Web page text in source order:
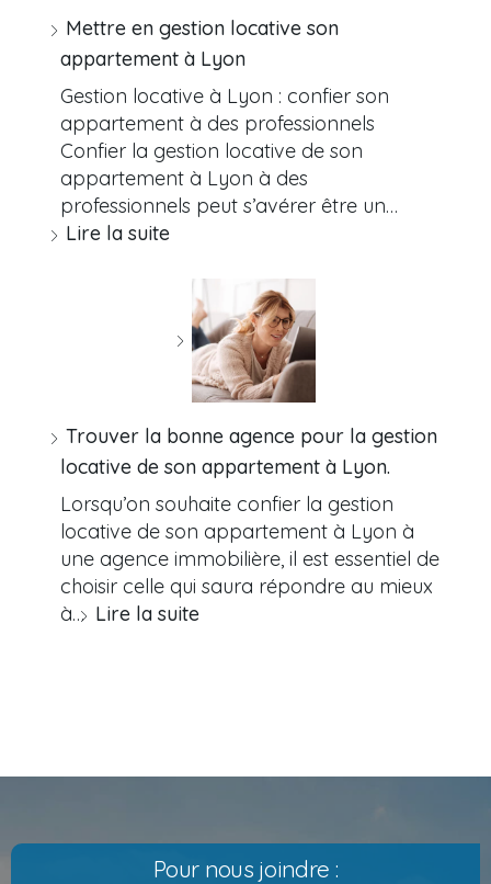
Mettre en gestion locative son
appartement à Lyon
Gestion locative à Lyon : confier son
appartement à des professionnels
Confier la gestion locative de son
appartement à Lyon à des
professionnels peut s’avérer être un…
Lire la suite
Trouver la bonne agence pour la gestion
locative de son appartement à Lyon.
Lorsqu’on souhaite confier la gestion
locative de son appartement à Lyon à
une agence immobilière, il est essentiel de
choisir celle qui saura répondre au mieux
à… Lire la suite
Pour nous joindre :